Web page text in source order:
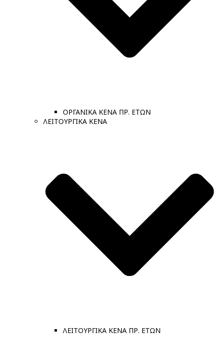
ΟΡΓΑΝΙΚΑ ΚΕΝΑ ΠΡ. ΕΤΩΝ
ΛΕΙΤΟΥΡΓΙΚΑ ΚΕΝΑ
ΛΕΙΤΟΥΡΓΙΚΑ ΚΕΝΑ ΠΡ. ΕΤΩΝ